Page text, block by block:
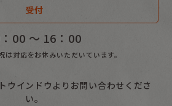
受付
00 〜 16：00
対応をお休みいただいています。
ウインドウよりお問い合わせくださ
い。